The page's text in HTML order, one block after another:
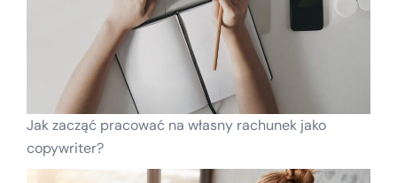
Jak zacząć pracować na własny rachunek jako
copywriter?